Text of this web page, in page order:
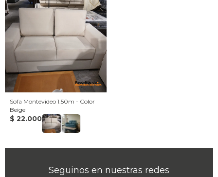
Sofa Montevideo 1.50m - Color
Beige
$ 22.000
Seguinos en nuestras redes